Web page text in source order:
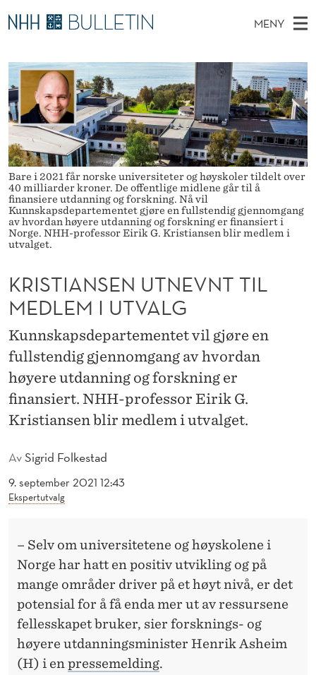
K
R
S
T
A
N
S
E
N
U
T
N
E
V
N
T
T
MENY
O
V
E
D
M
E
N
Y
Ø
K
N
E
T
T
S
T
E
D
E
T
Stipendiater og nye forskerprofiler
Disputaser
Ekspertutvalg
Om Bulletin
Bare i 2021 får norske universiteter og høyskoler tildelt over
40 milliarder kroner. De offentlige midlene går til å
finansiere utdanning og forskning. Nå vil
Kunnskapsdepartementet gjøre en fullstendig gjennomgang
av hvordan høyere utdanning og forskning er finansiert i
Norge. NHH-professor Eirik G. Kristiansen blir medlem i
utvalget.
AvSigrid Folkestad
9. september 2021 12:43
Ekspertutvalg
KRISTIANSEN UTNEVNT TIL
MEDLEM I UTVALG
Kunnskapsdepartementet vil gjøre en
fullstendig gjennomgang av hvordan
høyere utdanning og forskning er
finansiert. NHH-professor Eirik G.
Kristiansen blir medlem i utvalget.
– Selv om universitetene og høyskolene i
Norge har hatt en positiv utvikling og på
mange områder driver på et høyt nivå, er det
potensial for å få enda mer ut av ressursene
fellesskapet bruker, sier forsknings- og
høyere utdanningsminister Henrik Asheim
(H) i enpressemelding.